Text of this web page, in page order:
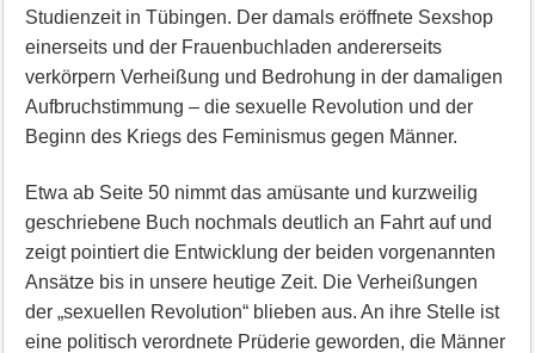
Studienzeit in Tübingen. Der damals eröffnete Sexshop
einerseits und der Frauenbuchladen andererseits
verkörpern Verheißung und Bedrohung in der damaligen
Aufbruchstimmung – die sexuelle Revolution und der
Beginn des Kriegs des Feminismus gegen Männer.
Etwa ab Seite 50 nimmt das amüsante und kurzweilig
geschriebene Buch nochmals deutlich an Fahrt auf und
zeigt pointiert die Entwicklung der beiden vorgenannten
Ansätze bis in unsere heutige Zeit. Die Verheißungen
der „sexuellen Revolution“ blieben aus. An ihre Stelle ist
eine politisch verordnete Prüderie geworden, die Männer